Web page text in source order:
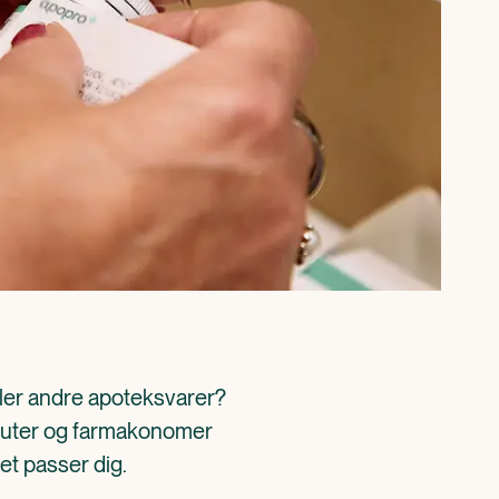
andre apoteksvarer?
og farmakonomer
passer dig.